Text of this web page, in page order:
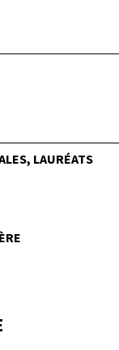
LAURÉATS